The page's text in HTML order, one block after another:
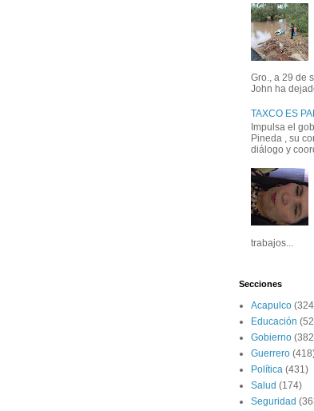
Gro., a 29 de
John ha
TAXCO ES
Impulsa el
Pineda , su
diálogo y
trabajos...
Secciones
Acapulco
Educación
Gobierno
Guerrero
Política (431)
Salud (174)
Seguridad